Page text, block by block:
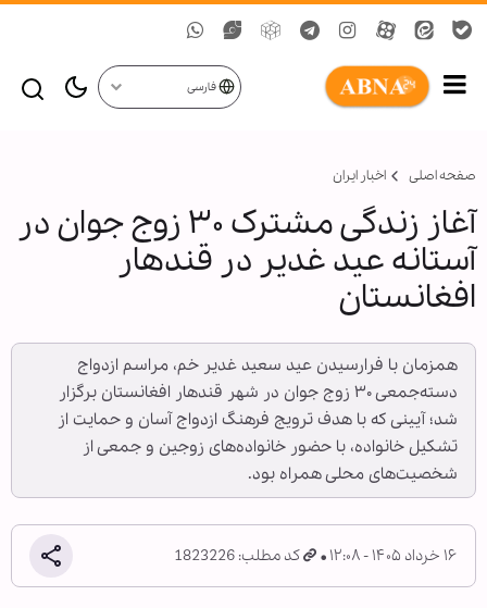
فارسی
صفحه اصلی اخبار ایران
آغاز زندگی مشترک ۳۰ زوج جوان در
آستانه عید غدیر در قندهار
افغانستان
همزمان با فرارسیدن عید سعید غدیر خم، مراسم ازدواج
دسته‌جمعی ۳۰ زوج جوان در شهر قندهار افغانستان برگزار
شد؛ آیینی که با هدف ترویج فرهنگ ازدواج آسان و حمایت از
تشکیل خانواده، با حضور خانواده‌های زوجین و جمعی از
شخصیت‌های محلی همراه بود.
۱۶ خرداد ۱۴۰۵ - ۱۲:۰۸ کد مطلب: 1823226